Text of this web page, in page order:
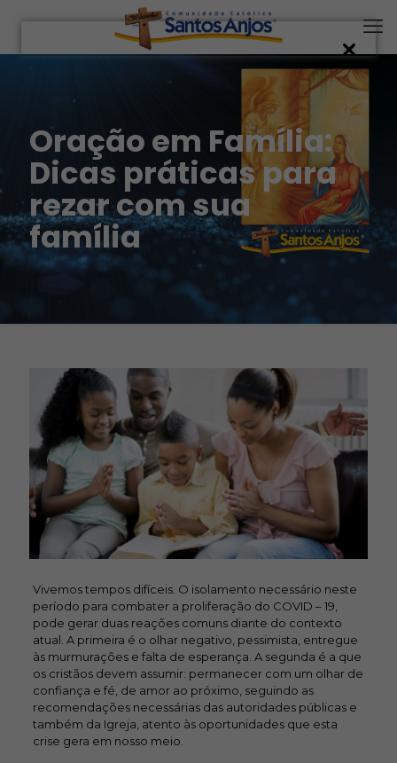
Oração em Família:
Dicas práticas para
rezar com sua
família
Vivemos tempos difíceis. O isolamento necessário neste
período para combater a proliferação do COVID – 19,
pode gerar duas reações comuns diante do contexto
atual. A primeira é o olhar negativo, pessimista, entregue
às murmurações e falta de esperança. A segunda é a que
os cristãos devem assumir: permanecer com um olhar de
confiança e fé, de amor ao próximo, seguindo as
recomendações necessárias das autoridades públicas e
também da Igreja, atento às oportunidades que esta
crise gera em nosso meio.